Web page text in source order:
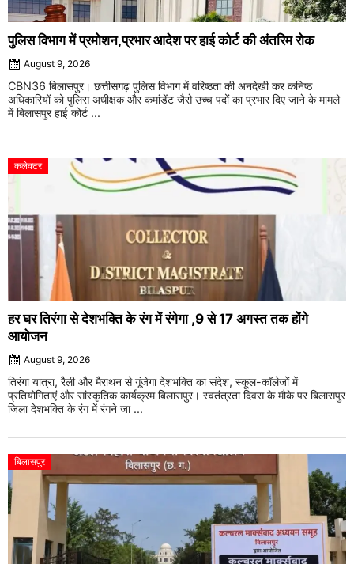
पुलिस विभाग में प्रमोशन,प्रभार आदेश पर हाई कोर्ट की अंतरिम रोक
August 9, 2026
CBN36 बिलासपुर। छत्तीसगढ़ पुलिस विभाग में वरिष्ठता की अनदेखी कर कनिष्ठ
अधिकारियों को पुलिस अधीक्षक और कमांडेंट जैसे उच्च पदों का प्रभार दिए जाने के मामले
में बिलासपुर हाई कोर्ट ...
कलेक्टर
हर घर तिरंगा से देशभक्ति के रंग में रंगेगा ,9 से 17 अगस्त तक होंगे
आयोजन
August 9, 2026
तिरंगा यात्रा, रैली और मैराथन से गूंजेगा देशभक्ति का संदेश, स्कूल-कॉलेजों में
प्रतियोगिताएं और सांस्कृतिक कार्यक्रम बिलासपुर। स्वतंत्रता दिवस के मौके पर बिलासपुर
जिला देशभक्ति के रंग में रंगने जा ...
बिलासपुर